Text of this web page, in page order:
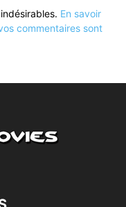
En savoir
commentaires sont